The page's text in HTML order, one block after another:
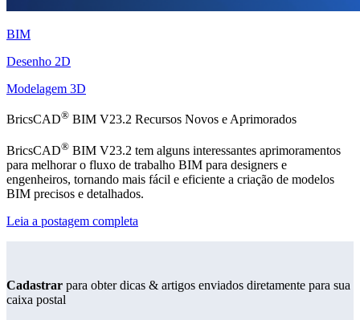
BIM
Desenho 2D
Modelagem 3D
BricsCAD® BIM V23.2 Recursos Novos e Aprimorados
BricsCAD® BIM V23.2 tem alguns interessantes aprimoramentos
para melhorar o fluxo de trabalho BIM para designers e
engenheiros, tornando mais fácil e eficiente a criação de modelos
BIM precisos e detalhados.
Leia a postagem completa
Cadastrar para obter dicas & artigos enviados diretamente para sua
caixa postal